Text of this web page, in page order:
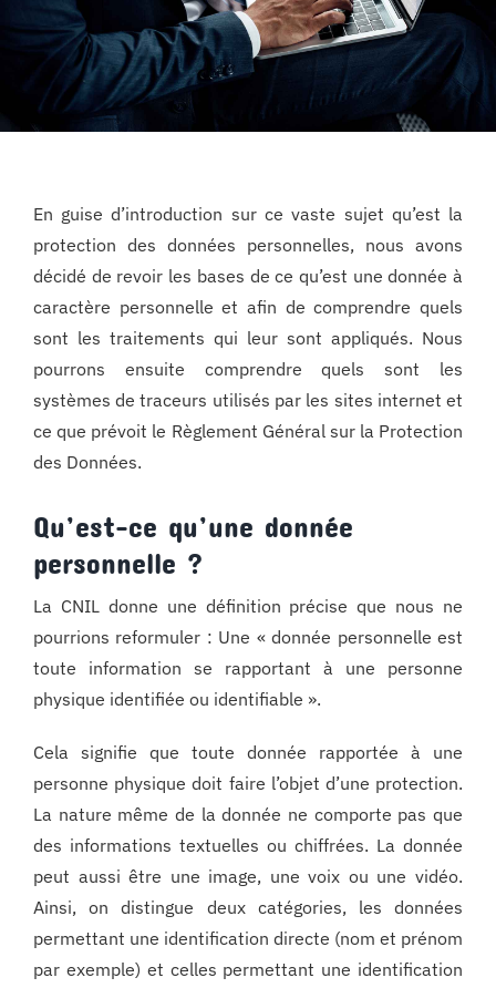
En guise d’introduction sur ce vaste sujet qu’est la
protection des données personnelles, nous avons
décidé de revoir les bases de ce qu’est une donnée à
caractère personnelle et afin de comprendre quels
sont les traitements qui leur sont appliqués. Nous
pourrons ensuite comprendre quels sont les
systèmes de traceurs utilisés par les sites internet et
ce que prévoit le Règlement Général sur la Protection
des Données.
Qu’est-ce qu’une donnée
personnelle ?
La CNIL donne une définition précise que nous ne
pourrions reformuler : Une « donnée personnelle est
toute information se rapportant à une personne
physique identifiée ou identifiable ».
Cela signifie que toute donnée rapportée à une
personne physique doit faire l’objet d’une protection.
La nature même de la donnée ne comporte pas que
des informations textuelles ou chiffrées. La donnée
peut aussi être une image, une voix ou une vidéo.
Ainsi, on distingue deux catégories, les données
permettant une identification directe (nom et prénom
par exemple) et celles permettant une identification